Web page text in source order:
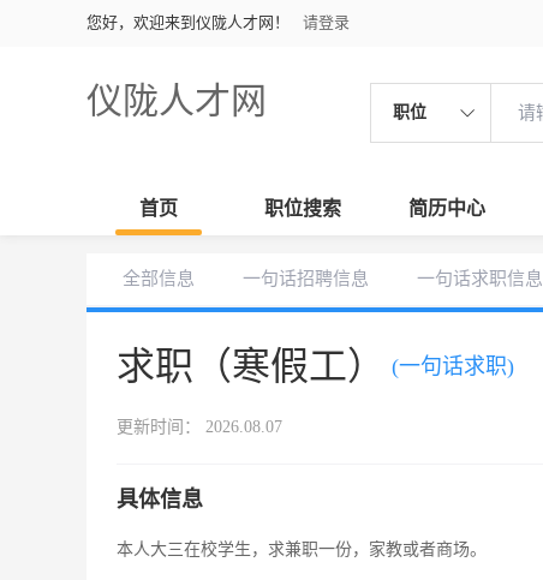
您好，欢迎来到仪陇人才网！ 请登录
仪陇人才网 职位
首页 职位搜索 简历中心
全部信息 一句话招聘信息 一句话求职信息
求职（寒假工） (一句话求职)
更新时间： 2026.08.07
具体信息
本人大三在校学生，求兼职一份，家教或者商场。